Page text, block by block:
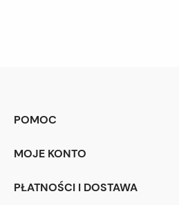
POMOC
MOJE KONTO
PŁATNOŚCI I DOSTAWA